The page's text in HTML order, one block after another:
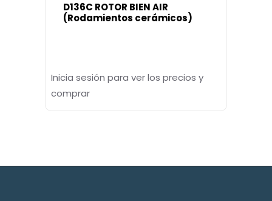
D136C ROTOR BIEN AIR
(Rodamientos cerámicos)
Inicia sesión para ver los precios y
comprar